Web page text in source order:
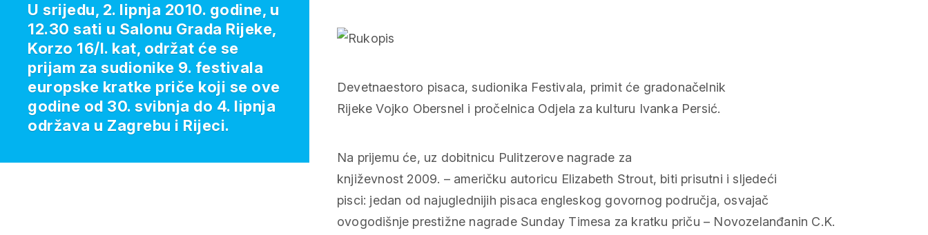
Devetnaestoro pisaca, sudionika Festivala, primit će gradonačelnik
Rijeke Vojko Obersnel i pročelnica Odjela za kulturu Ivanka Persić.
Na prijemu će, uz dobitnicu Pulitzerove nagrade za
književnost 2009. – američku autoricu Elizabeth Strout, biti prisutni i sljedeći
pisci: jedan od najuglednijih pisaca engleskog govornog područja, osvajač
ovogodišnje prestižne nagrade Sunday Timesa za kratku priču – Novozelanđanin C.K.
U srijedu, 2. lipnja 2010. godine, u
12.30 sati u Salonu Grada Rijeke,
Korzo 16/I. kat, održat će se
prijam za sudionike 9. festivala
europske kratke priče koji se ove
godine od 30. svibnja do 4. lipnja
održava u Zagrebu i Rijeci.